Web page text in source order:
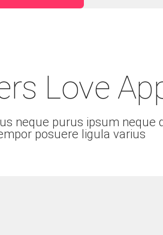
Love
neque purus ipsum neque
posuere ligula varius